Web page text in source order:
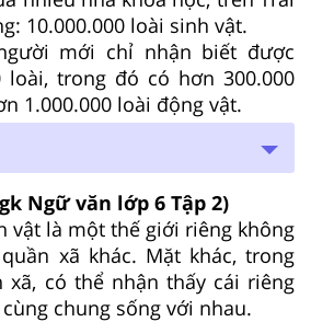
10.000.000 loài sinh vật.
mới chỉ nhận biết được
loài, trong đó có hơn 300.000
1.000.000 loài động vật.
Ngữ văn lớp 6 Tập 2)
vật là một thế giới riêng không
xã khác. Mặt khác, trong
có thể nhận thấy cái riêng
chung sống với nhau.